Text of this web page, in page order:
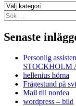
Kategorier
Sök
efter:
Senaste
Personlig
STOCKHOLM
hellenius hörna
Frågestund på
Mail till nordea
wordpress – bild